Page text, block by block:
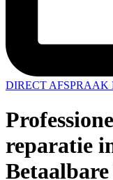
DIRECT AFSPRAAK
reparatie